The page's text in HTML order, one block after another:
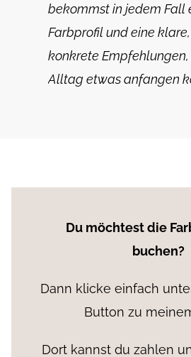
bekommst in jedem Fall
Farbprofil und eine
konkrete
Alltag etwas anfangen
Du möchtest die
buchen?
Dann klicke einfach
Button zu
Dort kannst du zahlen